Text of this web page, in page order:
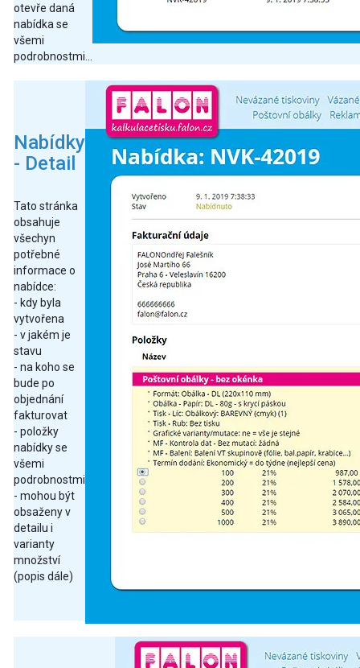
otevře daná
nabídka se
všemi
podrobnostmi...
Nabídky
- Detail
Tato stránka
obsahuje
všechyn
potřebné
informace o
nabídce:
- kdy byla
vytvořena
- v jakém je
stavu
- na koho se
bude po
objednání
fakturovat
- položky
nabídky se
všemi
podrobnostmi
- mohou být
obsaženy v
detailu i
varianty
množství
(popis dále)